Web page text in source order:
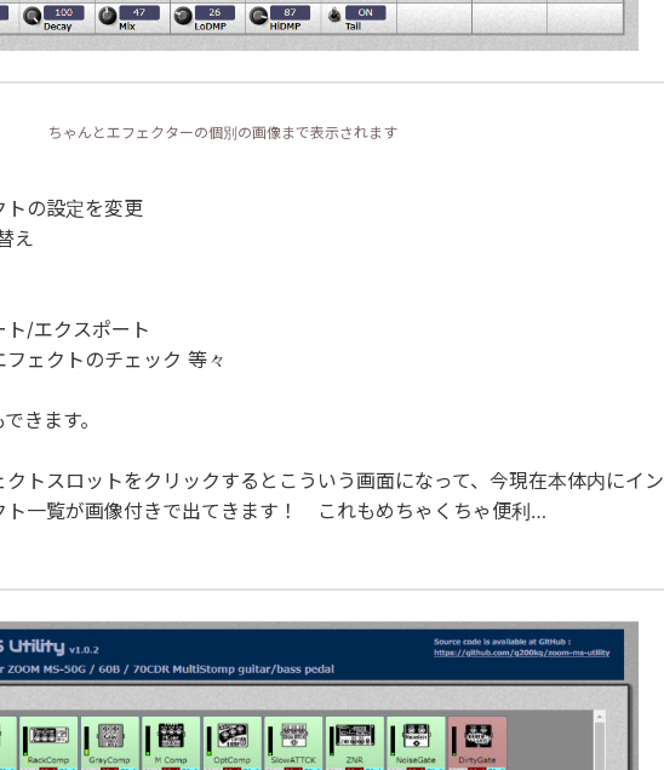
ちゃんとエフェクターの個別の画像まで表示されます
トの設定を変更
え
ト/エクスポート
フェクトのチェック 等々
きます。
トスロットをクリックするとこういう画面になって、今現在本体内にイン
ト一覧が画像付きで出てきます！ これもめちゃくちゃ便利…